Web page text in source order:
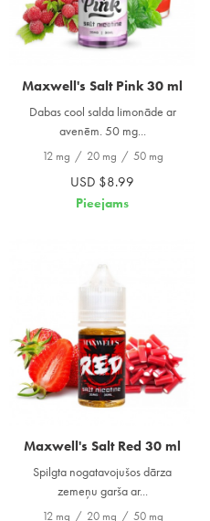
Maxwell's Salt Pink 30 ml
Dabas cool salda limonāde ar
avenēm. 50 mg...
12 mg / 20 mg / 50 mg
USD $8.99
Pieejams
Maxwell's Salt Red 30 ml
Spilgta nogatavojušos dārza
zemeņu garša ar...
12 mg / 20 mg / 50 mg